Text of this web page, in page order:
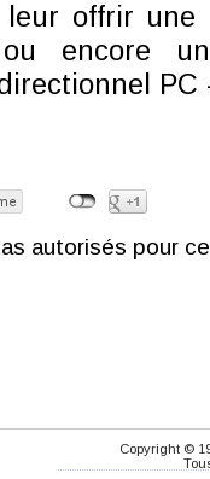
offrir une
encore
PC
autorisés pour
Copyright ©